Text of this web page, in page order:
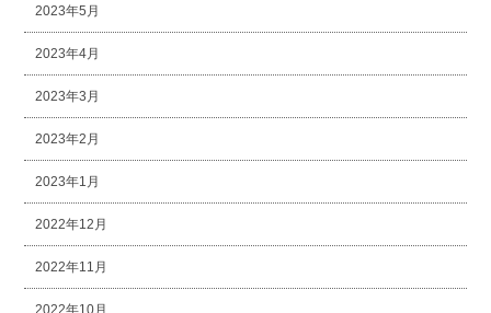
2023年5月
2023年4月
2023年3月
2023年2月
2023年1月
2022年12月
2022年11月
2022年10月